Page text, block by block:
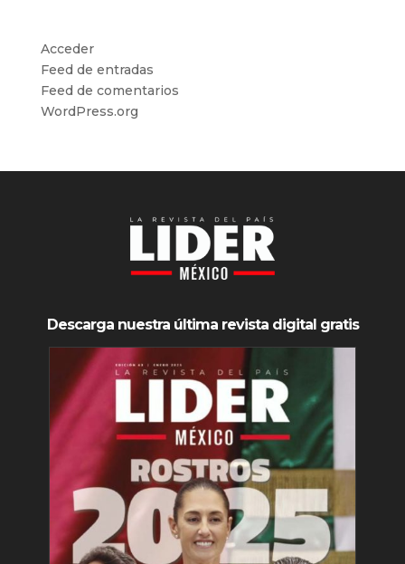
Acceder
Feed de entradas
Feed de comentarios
WordPress.org
Descarga nuestra última revista digital gratis